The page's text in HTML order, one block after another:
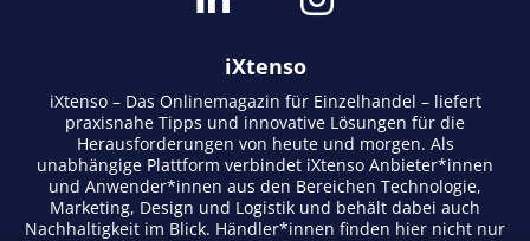
iXtenso
iXtenso – Das Onlinemagazin für Einzelhandel – liefert
praxisnahe Tipps und innovative Lösungen für die
Herausforderungen von heute und morgen. Als
unabhängige Plattform verbindet iXtenso Anbieter*innen
und Anwender*innen aus den Bereichen Technologie,
Marketing, Design und Logistik und behält dabei auch
Nachhaltigkeit im Blick. Händler*innen finden hier nicht nur